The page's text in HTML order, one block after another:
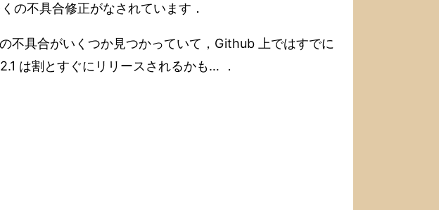
の不具合修正がなされています．
不具合がいくつか見つかっていて，Github 上ではすでに
は割とすぐにリリースされるかも… ．